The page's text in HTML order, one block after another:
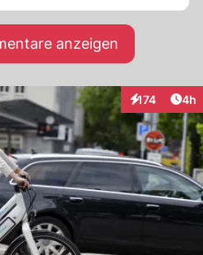
anzeigen
174
Interaktionen
4h